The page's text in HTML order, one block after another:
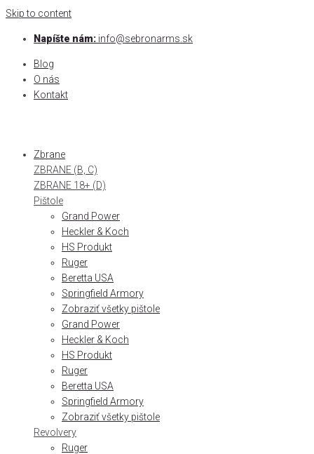
Skip to content
Napíšte nám: info@sebronarms.sk
Blog
O nás
Kontakt
Zbrane
ZBRANE (B, C)
ZBRANE 18+ (D)
Pištole
Grand Power
Heckler & Koch
HS Produkt
Ruger
Beretta USA
Springfield Armory
Zobraziť všetky pištole
Grand Power
Heckler & Koch
HS Produkt
Ruger
Beretta USA
Springfield Armory
Zobraziť všetky pištole
Revolvery
Ruger